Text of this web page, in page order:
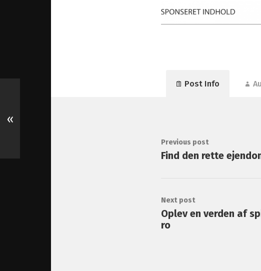
Post Info
Previous post
Find den rette
Next post
Oplev en verden af
ro
«